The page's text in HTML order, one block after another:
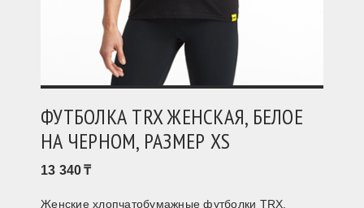
ФУТБОЛКА TRX ЖЕНСКАЯ, БЕЛОЕ
НА ЧЕРНОМ, РАЗМЕР XS
13 340
Женские хлопчатобумажные футболки TRX.